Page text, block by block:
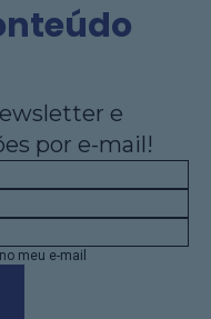
e
por e-mail!
meu e-mail